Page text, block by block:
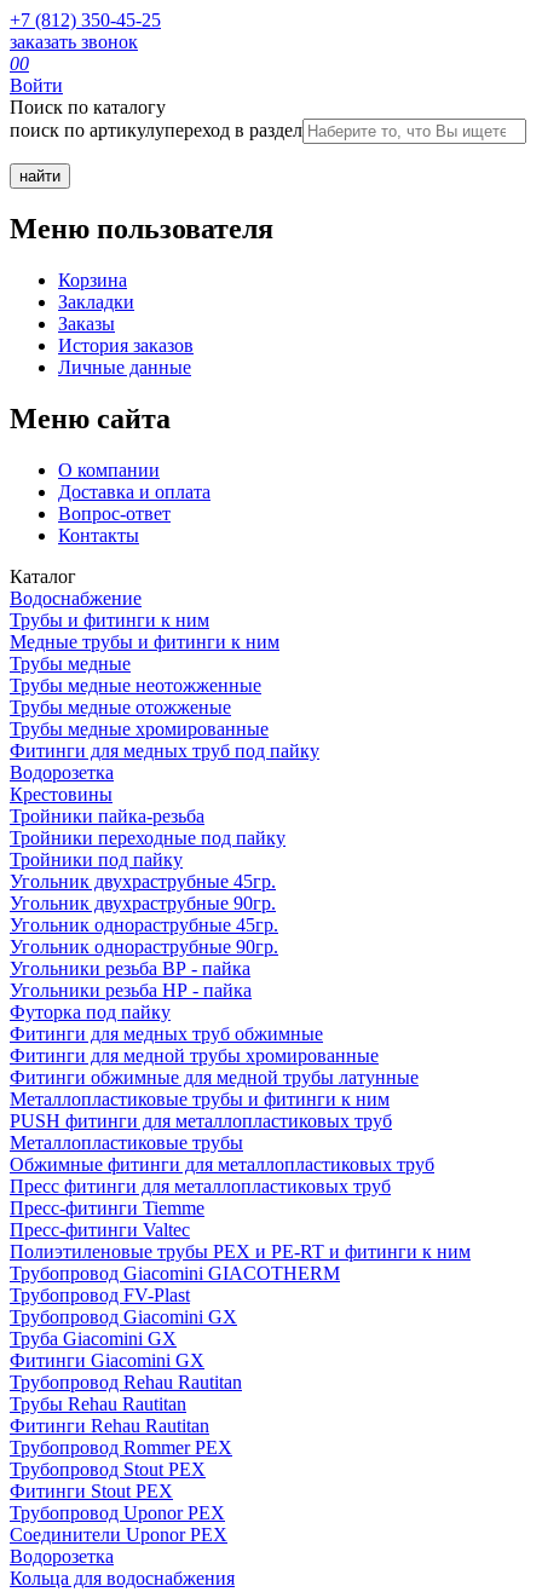
+7 (812) 350-45-25
заказать звонок
00
Войти
Поиск по каталогу
поиск по артикулупереход в раздел
Меню пользователя
Корзина
Закладки
Заказы
История заказов
Личные данные
Меню сайта
О компании
Доставка и оплата
Вопрос-ответ
Контакты
Каталог
Водоснабжение
Трубы и фитинги к ним
Медные трубы и фитинги к ним
Трубы медные
Трубы медные неотожженные
Трубы медные отожженые
Трубы медные хромированные
Фитинги для медных труб под пайку
Водорозетка
Крестовины
Тройники пайка-резьба
Тройники переходные под пайку
Тройники под пайку
Угольник двухраструбные 45гр.
Угольник двухраструбные 90гр.
Угольник однораструбные 45гр.
Угольник однораструбные 90гр.
Угольники резьба ВР - пайка
Угольники резьба НР - пайка
Футорка под пайку
Фитинги для медных труб обжимные
Фитинги для медной трубы хромированные
Фитинги обжимные для медной трубы латунные
Металлопластиковые трубы и фитинги к ним
PUSH фитинги для металлопластиковых труб
Металлопластиковые трубы
Обжимные фитинги для металлопластиковых труб
Пресс фитинги для металлопластиковых труб
Пресс-фитинги Tiemme
Пресс-фитинги Valtec
Полиэтиленовые трубы PEX и PE-RT и фитинги к ним
Трубопровод Giacomini GIACOTHERM
Трубопровод FV-Plast
Трубопровод Giacomini GX
Труба Giacomini GX
Фитинги Giacomini GX
Трубопровод Rehau Rautitan
Трубы Rehau Rautitan
Фитинги Rehau Rautitan
Трубопровод Rommer PEX
Трубопровод Stout PEX
Фитинги Stout PEX
Трубопровод Uponor PEX
Соединители Uponor PEX
Водорозетка
Кольца для водоснабжения